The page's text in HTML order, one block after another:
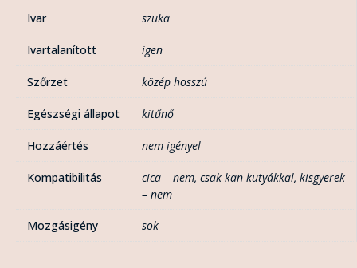
Ivar szuka
Ivartalanított igen
Szőrzet közép hosszú
Egészségi állapot kitűnő
Hozzáértés nem igényel
Kompatibilitás cica – nem, csak kan kutyákkal, kisgyerek
– nem
Mozgásigény sok